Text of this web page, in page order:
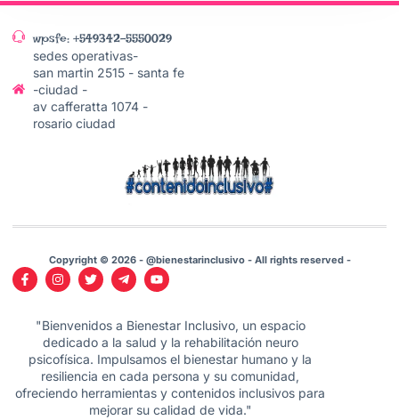
wpsfe: +549342-5550029
sedes operativas-
san martin 2515 - santa fe
-ciudad -
av cafferatta 1074 -
rosario ciudad
Copyright © 2026 - @bienestarinclusivo - All rights reserved -
"Bienvenidos a Bienestar Inclusivo, un espacio
dedicado a la salud y la rehabilitación neuro
psicofísica. Impulsamos el bienestar humano y la
resiliencia en cada persona y su comunidad,
ofreciendo herramientas y contenidos inclusivos para
mejorar su calidad de vida."